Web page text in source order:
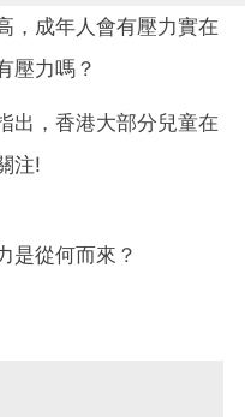
，成年人會有壓力實在
壓力嗎？
出，香港大部分兒童在
注!
是從何而來？